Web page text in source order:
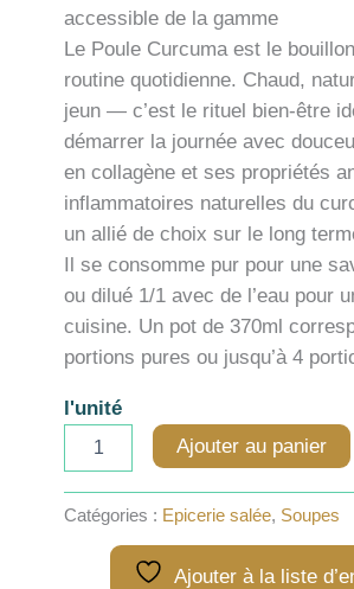
accessible de la gamme
Le Poule Curcuma est le
routine quotidienne. Chaud,
jeun — c’est le rituel bien-être
démarrer la journée avec
en collagène et ses propriétés
inflammatoires naturelles du
un allié de choix sur le long
Il se consomme pur pour une
ou dilué 1/1 avec de l’eau pour
cuisine. Un pot de 370ml
portions pures ou jusqu’à 4
l'unité
d'os
poulet
curcuma
Ajouter au panier
Catégories : Epicerie salée, Soupes
Ajouter à la liste